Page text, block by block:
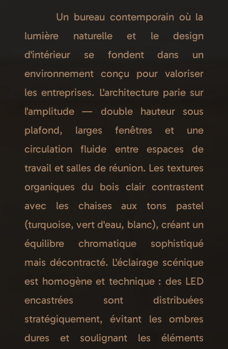
Un bureau contemporain où la
lumière naturelle et le design
d'intérieur se fondent dans un
environnement conçu pour valoriser
les entreprises. L'architecture parie sur
l'amplitude — double hauteur sous
plafond, larges fenêtres et une
circulation fluide entre espaces de
travail et salles de réunion. Les textures
organiques du bois clair contrastent
avec les chaises aux tons pastel
(turquoise, vert d'eau, blanc), créant un
équilibre chromatique sophistiqué
mais décontracté. L'éclairage scénique
est homogène et technique : des LED
encastrées sont distribuées
stratégiquement, évitant les ombres
dures et soulignant les éléments